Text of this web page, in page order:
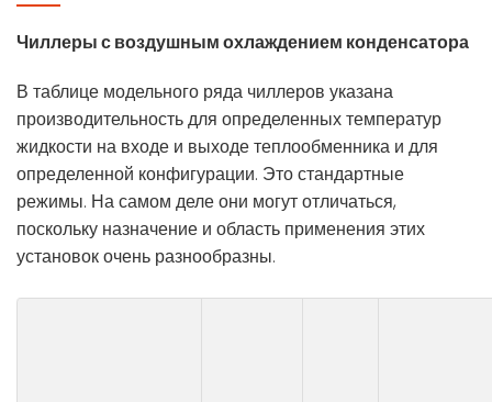
Чиллеры с воздушным охлаждением конденсатора
В таблице модельного ряда чиллеров указана
производительность для определенных температур
жидкости на входе и выходе теплообменника и для
определенной конфигурации. Это стандартные
режимы. На самом деле они могут отличаться,
поскольку назначение и область применения этих
установок очень разнообразны.